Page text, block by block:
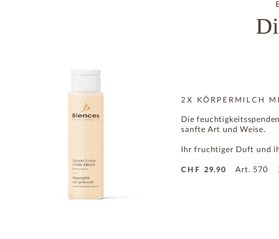
2X KÖRPERMILCH
Die
sanfte Art und Weise.
Ihr fruchtiger Duft und
CHF 29.90 Art. 570